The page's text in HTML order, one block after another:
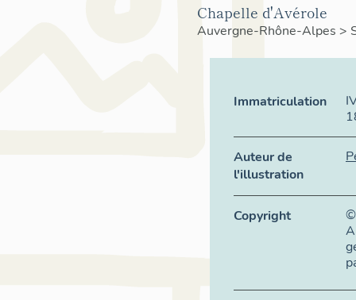
Chapelle d'Avérole
Auvergne-Rhône-Alpes >
Immatriculation
Auteur de
l'illustration
Copyright
©